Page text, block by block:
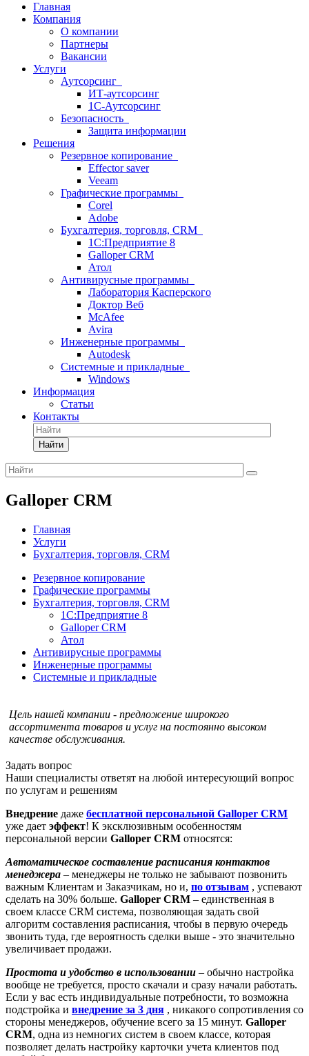
Главная
Компания
О компании
Партнеры
Вакансии
Услуги
Аутсорсинг
ИТ-аутсорсинг
1С-Аутсорсинг
Безопасность
Защита информации
Решения
Резервное копирование
Effector saver
Veeam
Графические программы
Corel
Adobe
Бухгалтерия, торговля, CRM
1С:Предприятие 8
Galloper CRM
Атол
Антивирусные программы
Лаборатория Касперского
Доктор Веб
McAfee
Avira
Инженерные программы
Autodesk
Системные и прикладные
Windows
Информация
Статьи
Контакты
Найти
Galloper CRM
Главная
Услуги
Бухгалтерия, торговля, CRM
Резервное копирование
Графические программы
Бухгалтерия, торговля, CRM
1С:Предприятие 8
Galloper CRM
Атол
Антивирусные программы
Инженерные программы
Системные и прикладные
Цель нашей компании - предложение широкого
ассортимента товаров и услуг на постоянно высоком
качестве обслуживания.
Задать вопрос
Наши специалисты ответят на любой интересующий вопрос
по услугам и решениям
Внедрение даже бесплатной персональной Galloper CRM
уже дает эффект! К эксклюзивным особенностям
персональной версии Galloper CRM относятся:
Автоматическое составление расписания контактов
менеджера – менеджеры не только не забывают позвонить
важным Клиентам и Заказчикам, но и, по отзывам , успевают
сделать на 30% больше. Galloper CRM – единственная в
своем классе CRM система, позволяющая задать свой
алгоритм составления расписания, чтобы в первую очередь
звонить туда, где вероятность сделки выше - это значительно
увеличивает продажи.
Простота и удобство в использовании – обычно настройка
вообще не требуется, просто скачали и сразу начали работать.
Если у вас есть индивидуальные потребности, то возможна
подстройка и внедрение за 3 дня , никакого сопротивления со
стороны менеджеров, обучение всего за 15 минут. Galloper
CRM, одна из немногих систем в своем классе, которая
позволяет делать настройку карточки учета клиентов под